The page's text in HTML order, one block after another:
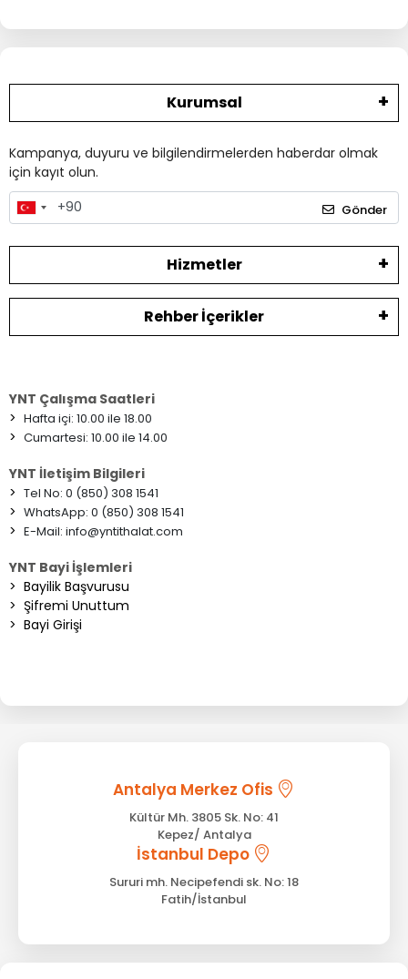
Kurumsal
Kampanya, duyuru ve bilgilendirmelerden haberdar olmak
için kayıt olun.
Gönder
Hizmetler
Rehber İçerikler
YNT Çalışma Saatleri
> Hafta içi: 10.00 ile 18.00
> Cumartesi: 10.00 ile 14.00
YNT İletişim Bilgileri
> Tel No: 0 (850) 308 1541
> WhatsApp: 0 (850) 308 1541
> E-Mail: info@yntithalat.com
YNT Bayi İşlemleri
> Bayilik Başvurusu
> Şifremi Unuttum
> Bayi Girişi
Antalya Merkez Ofis
Kültür Mh. 3805 Sk. No: 41
Kepez/ Antalya
İstanbul Depo
Sururi mh. Necipefendi sk. No: 18
Fatih/İstanbul